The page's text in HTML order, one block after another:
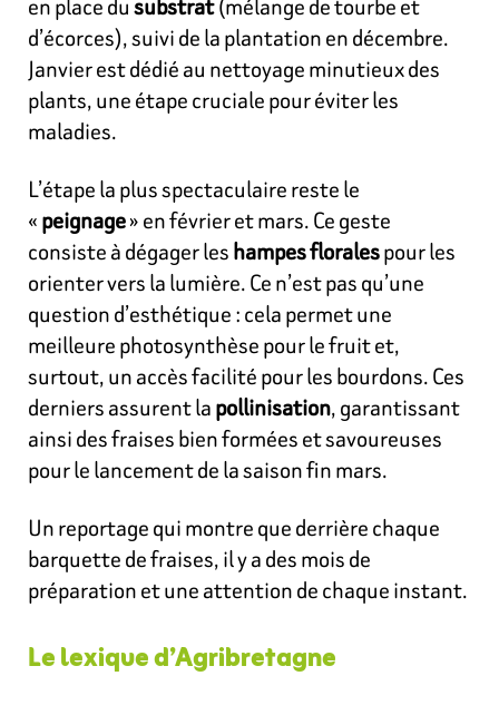
d’écorces), suivi de la plantation en décembre.
Janvier est dédié au nettoyage minutieux des
plants, une étape cruciale pour éviter les
maladies.
L’étape la plus spectaculaire reste le
«peignage» en février et mars. Ce geste
consiste à dégager leshampes floralespour les
orienter vers la lumière. Ce n’est pas qu’une
question d’esthétique : cela permet une
meilleure photosynthèse pour le fruit et,
surtout, un accès facilité pour les bourdons. Ces
derniers assurent lapollinisation, garantissant
ainsi des fraises bien formées et savoureuses
pour le lancement de la saison fin mars.
Un reportage qui montre que derrière chaque
barquette de fraises, il y a des mois de
préparation et une attention de chaque instant.
Le lexique d’Agribretagne